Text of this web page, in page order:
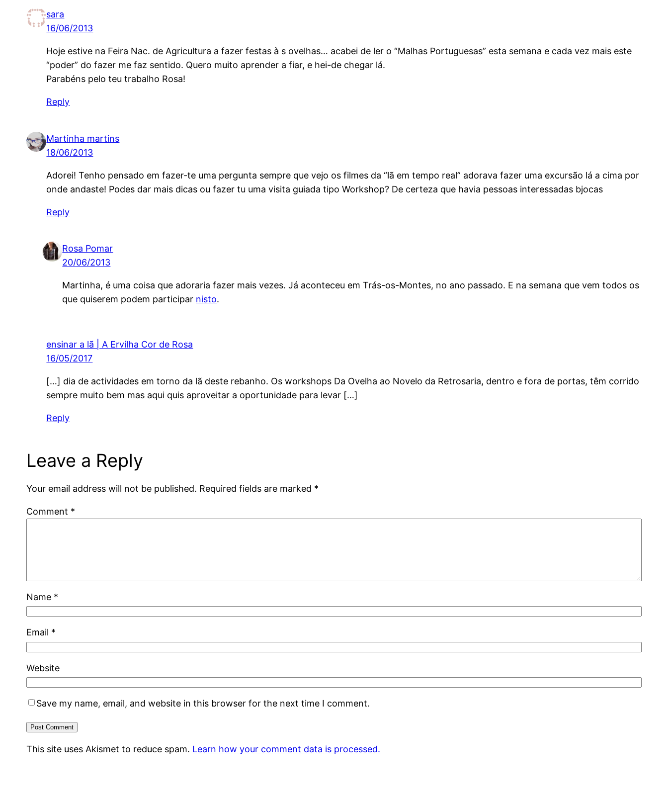
sara
16/06/2013
Hoje estive na Feira Nac. de Agricultura a fazer festas à s ovelhas… acabei de ler o “Malhas Portuguesas” esta semana e cada vez mais este
“poder” do fazer me faz sentido. Quero muito aprender a fiar, e hei-de chegar lá.
Parabéns pelo teu trabalho Rosa!
Reply
Martinha martins
18/06/2013
Adorei! Tenho pensado em fazer-te uma pergunta sempre que vejo os filmes da “lã em tempo real” adorava fazer uma excursão lá a cima por
onde andaste! Podes dar mais dicas ou fazer tu uma visita guiada tipo Workshop? De certeza que havia pessoas interessadas bjocas
Reply
Rosa Pomar
20/06/2013
Martinha, é uma coisa que adoraria fazer mais vezes. Já aconteceu em Trás-os-Montes, no ano passado. E na semana que vem todos os
que quiserem podem participar nisto.
ensinar a lã | A Ervilha Cor de Rosa
16/05/2017
[…] dia de actividades em torno da lã deste rebanho. Os workshops Da Ovelha ao Novelo da Retrosaria, dentro e fora de portas, têm corrido
sempre muito bem mas aqui quis aproveitar a oportunidade para levar […]
Reply
Leave a Reply
Your email address will not be published. Required fields are marked *
Comment *
Name *
Email *
Website
Save my name, email, and website in this browser for the next time I comment.
This site uses Akismet to reduce spam. Learn how your comment data is processed.